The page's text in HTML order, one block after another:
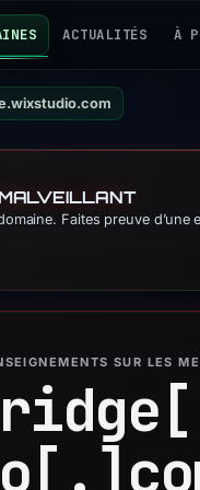
ACTUALITÉS À
Faites preuve
SUR LES